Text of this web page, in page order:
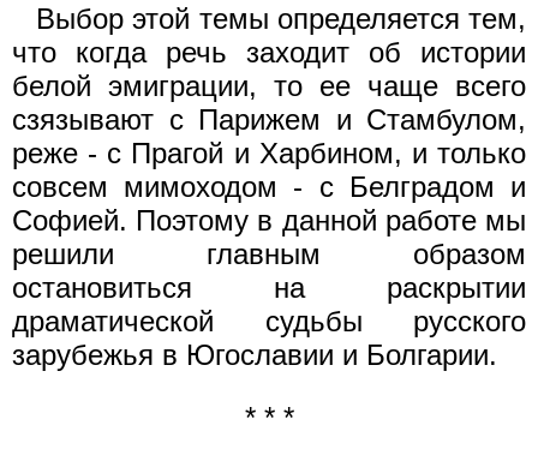
Выбор этой темы определяется тем,
что когда речь заходит об истории
белой эмиграции, то ее чаще всего
сзязывают с Парижем и Стамбулом,
реже - с Прагой и Харбином, и только
совсем мимоходом - с Белградом и
Софией. Поэтому в данной работе мы
решили главным образом
остановиться на раскрытии
драматической судьбы русского
зарубежья в Югославии и Болгарии.
* * *